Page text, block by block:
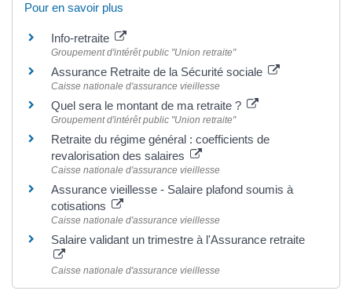
Pour en savoir plus
Info-retraite
Groupement d'intérêt public "Union retraite"
Assurance Retraite de la Sécurité sociale
Caisse nationale d'assurance vieillesse
Quel sera le montant de ma retraite ?
Groupement d'intérêt public "Union retraite"
Retraite du régime général : coefficients de
revalorisation des salaires
Caisse nationale d'assurance vieillesse
Assurance vieillesse - Salaire plafond soumis à
cotisations
Caisse nationale d'assurance vieillesse
Salaire validant un trimestre à l'Assurance retraite
Caisse nationale d'assurance vieillesse